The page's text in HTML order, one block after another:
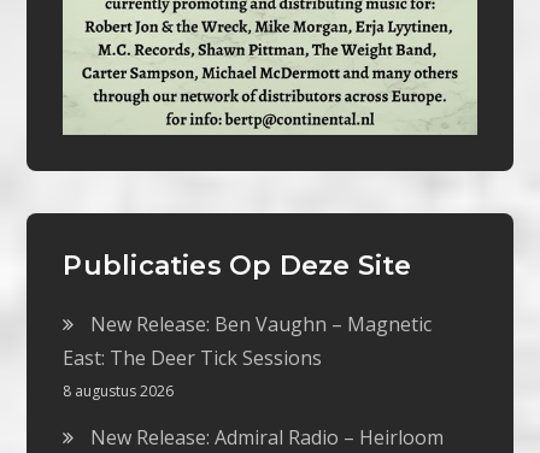
Publicaties Op Deze Site
New Release: Ben Vaughn – Magnetic
East: The Deer Tick Sessions
8 augustus 2026
New Release: Admiral Radio – Heirloom